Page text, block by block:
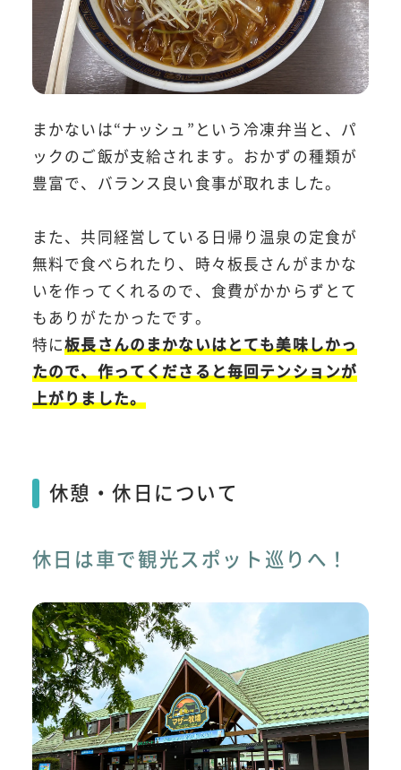
まかないは“ナッシュ”という冷凍弁当と、パ
ックのご飯が支給されます。おかずの種類が
豊富で、バランス良い食事が取れました。
また、共同経営している日帰り温泉の定食が
無料で食べられたり、時々板長さんがまかな
いを作ってくれるので、食費がかからずとて
もありがたかったです。
特に板長さんのまかないはとても美味しかっ
たので、作ってくださると毎回テンションが
上がりました。
休憩・休日について
休日は車で観光スポット巡りへ！